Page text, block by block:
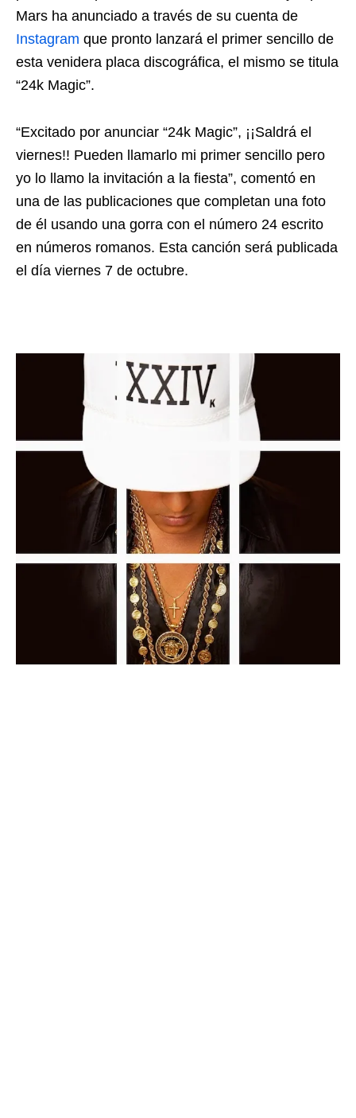
Mars ha anunciado a través de su cuenta de
Instagram que pronto lanzará el primer sencillo de
esta venidera placa discográfica, el mismo se titula
“24k Magic”.
“Excitado por anunciar “24k Magic”, ¡¡Saldrá el
viernes!! Pueden llamarlo mi primer sencillo pero
yo lo llamo la invitación a la fiesta”, comentó en
una de las publicaciones que completan una foto
de él usando una gorra con el número 24 escrito
en números romanos. Esta canción será publicada
el día viernes 7 de octubre.